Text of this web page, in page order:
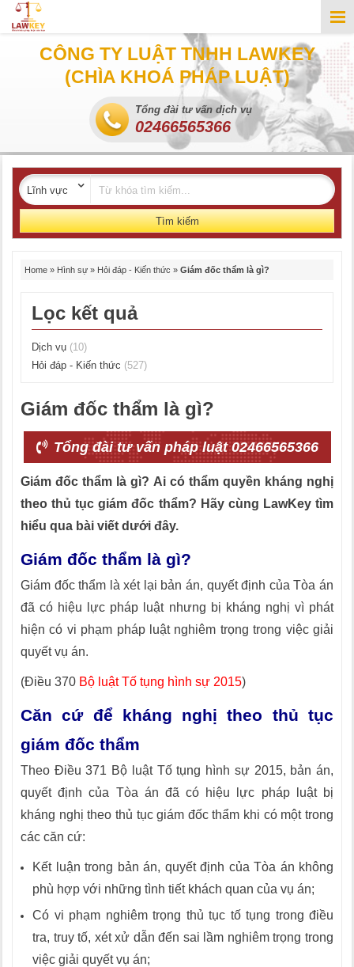
CÔNG TY LUẬT TNHH LAWKEY
(CHÌA KHOÁ PHÁP LUẬT)
Tổng đài tư vấn dịch vụ
02466565366
Tìm kiếm
Home » Hình sự » Hỏi đáp - Kiến thức » Giám đốc thẩm là gì?
Lọc kết quả
Dịch vụ (10)
Hỏi đáp - Kiến thức (527)
Giám đốc thẩm là gì?
Tổng đài tư vấn pháp luật 02466565366
Giám đốc thẩm là gì? Ai có thẩm quyền kháng nghị
theo thủ tục giám đốc thẩm? Hãy cùng LawKey tìm
hiểu qua bài viết dưới đây.
Giám đốc thẩm là gì?
Giám đốc thẩm là xét lại bản án, quyết định của Tòa án
đã có hiệu lực pháp luật nhưng bị kháng nghị vì phát
hiện có vi phạm pháp luật nghiêm trọng trong việc giải
quyết vụ án.
(Điều 370 Bộ luật Tố tụng hình sự 2015)
Căn cứ để kháng nghị theo thủ tục
giám đốc thẩm
Theo Điều 371 Bộ luật Tố tụng hình sự 2015, bản án,
quyết định của Tòa án đã có hiệu lực pháp luật bị
kháng nghị theo thủ tục giám đốc thẩm khi có một trong
các căn cứ:
Kết luận trong bản án, quyết định của Tòa án không
phù hợp với những tình tiết khách quan của vụ án;
Có vi phạm nghiêm trọng thủ tục tố tụng trong điều
tra, truy tố, xét xử dẫn đến sai lầm nghiêm trọng trong
việc giải quyết vụ án;